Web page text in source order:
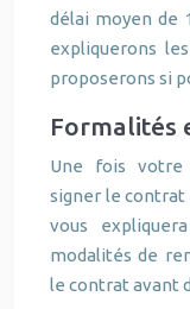
délai moyen de
expliquerons
proposerons si
Formalités
Une fois votre
signer le contrat
vous
modalités de
le contrat avant